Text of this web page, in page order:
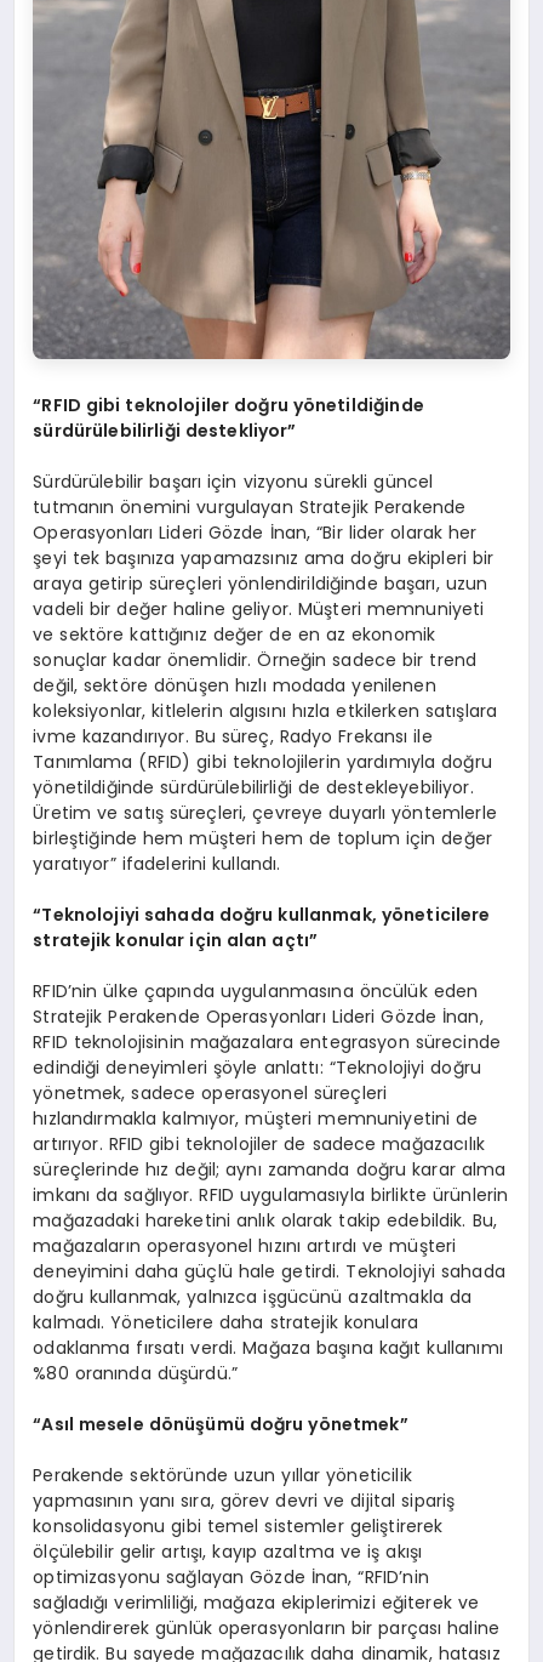
“RFID gibi teknolojiler doğru yönetildiğinde
sürdürülebilirliği destekliyor”
Sürdürülebilir başarı için vizyonu sürekli güncel
tutmanın önemini vurgulayan Stratejik Perakende
Operasyonları Lideri Gözde İnan, “Bir lider olarak her
şeyi tek başınıza yapamazsınız ama doğru ekipleri bir
araya getirip süreçleri yönlendirildiğinde başarı, uzun
vadeli bir değer haline geliyor. Müşteri memnuniyeti
ve sektöre kattığınız değer de en az ekonomik
sonuçlar kadar önemlidir. Örneğin sadece bir trend
değil, sektöre dönüşen hızlı modada yenilenen
koleksiyonlar, kitlelerin algısını hızla etkilerken satışlara
ivme kazandırıyor. Bu süreç, Radyo Frekansı ile
Tanımlama (RFID) gibi teknolojilerin yardımıyla doğru
yönetildiğinde sürdürülebilirliği de destekleyebiliyor.
Üretim ve satış süreçleri, çevreye duyarlı yöntemlerle
birleştiğinde hem müşteri hem de toplum için değer
yaratıyor” ifadelerini kullandı.
“Teknolojiyi sahada doğru kullanmak, yöneticilere
stratejik konular için alan açtı”
RFID’nin ülke çapında uygulanmasına öncülük eden
Stratejik Perakende Operasyonları Lideri Gözde İnan,
RFID teknolojisinin mağazalara entegrasyon sürecinde
edindiği deneyimleri şöyle anlattı: “Teknolojiyi doğru
yönetmek, sadece operasyonel süreçleri
hızlandırmakla kalmıyor, müşteri memnuniyetini de
artırıyor. RFID gibi teknolojiler de sadece mağazacılık
süreçlerinde hız değil; aynı zamanda doğru karar alma
imkanı da sağlıyor. RFID uygulamasıyla birlikte ürünlerin
mağazadaki hareketini anlık olarak takip edebildik. Bu,
mağazaların operasyonel hızını artırdı ve müşteri
deneyimini daha güçlü hale getirdi. Teknolojiyi sahada
doğru kullanmak, yalnızca işgücünü azaltmakla da
kalmadı. Yöneticilere daha stratejik konulara
odaklanma fırsatı verdi. Mağaza başına kağıt kullanımı
%80 oranında düşürdü.”
“Asıl mesele dönüşümü doğru yönetmek”
Perakende sektöründe uzun yıllar yöneticilik
yapmasının yanı sıra, görev devri ve dijital sipariş
konsolidasyonu gibi temel sistemler geliştirerek
ölçülebilir gelir artışı, kayıp azaltma ve iş akışı
optimizasyonu sağlayan Gözde İnan, “RFID’nin
sağladığı verimliliği, mağaza ekiplerimizi eğiterek ve
yönlendirerek günlük operasyonların bir parçası haline
getirdik. Bu sayede mağazacılık daha dinamik, hatasız